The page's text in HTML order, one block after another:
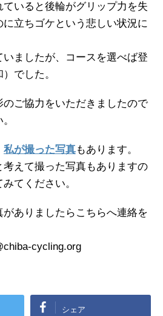
いると後輪がグリップ力を失
立ちゴケという悲しい状況に
ましたが、コースを選べば登
でした。
ご協力をいただきましたので
私が撮った写真もあります。
えて撮った写真もありますの
てください。
ありましたらこちらへ連絡を
cycling.org
シェア